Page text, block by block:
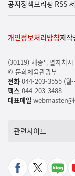
공지정책브리핑 RSS
개인정보처리방침저작
(30119) 세종특별자치
© 문화체육관광부
전화044-203-3555 (월
팩스044-203-3488
대표메일
관련사이트
페 X 네